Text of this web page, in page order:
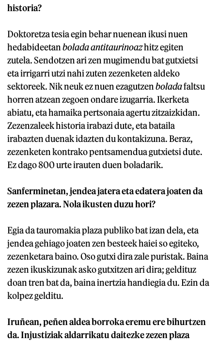
historia?
Doktoretza tesia egin behar nuenean ikusi nuen
hedabideetanbolada antitaurinoazhitz egiten
zutela. Sendotzen ari zen mugimendu bat gutxietsi
eta irrigarri utzi nahi zuten zezenketen aldeko
sektoreek. Nik neuk ez nuen ezagutzenboladafaltsu
horren atzean zegoen ondare izugarria. Ikerketa
abiatu, eta hamaika pertsonaia agertu zitzaizkidan.
Zezenzaleek historia irabazi dute, eta bataila
irabazten duenak idazten du kontakizuna. Beraz,
zezenketen kontrako pentsamendua gutxietsi dute.
Ez dago 800 urte irauten duen boladarik.
Sanferminetan, jendea jatera eta edatera joaten da
zezen plazara. Nola ikusten duzu hori?
Egia da tauromakia plaza publiko bat izan dela, eta
jendea gehiago joaten zen besteek haiei so egiteko,
zezenketara baino. Oso gutxi dira zale puristak. Baina
zezen ikuskizunak asko gutxitzen ari dira; geldituz
doan tren bat da, baina inertzia handiegia du. Ezin da
kolpez gelditu.
Iruñean, peñen aldea borroka eremu ere bihurtzen
da. Injustiziak aldarrikatu daitezke zezen plaza